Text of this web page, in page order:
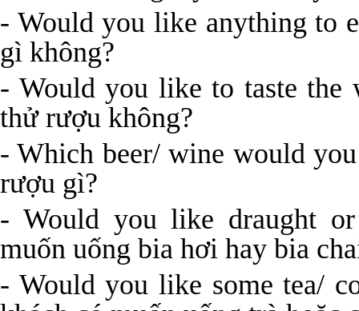
- Would you like anything to
gì không?
- Would you like to taste the
thử rượu không?
- Which beer/ wine would
rượu gì?
- Would you like draught
muốn uống bia hơi hay bia
- Would you like some tea/